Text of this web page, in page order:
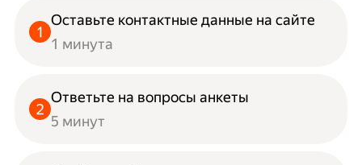
Оставьте контактные данные на сайте
1 минута
Ответьте на вопросы анкеты
5 минут